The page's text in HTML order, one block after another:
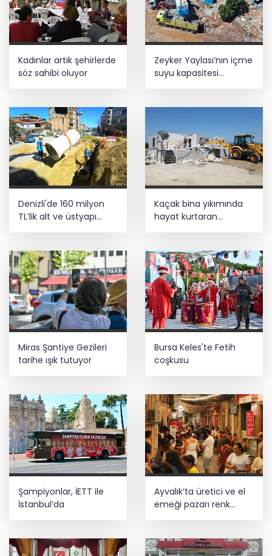
İş Bankası Grubu üst yönetiminde görev
değişimi
İbrahim Burkay seçimlerde açık ara
önde! Dev lansmanda neler oldu?
döndü
Kadınlar artık şehirlerde
söz sahibi oluyor
Zeyker Yaylası’nın içme
suyu kapasitesi
Denizli'de 160 milyon
TL’lik alt ve üstyapı
yatırımı
Kaçak bina yıkımında
hayat kurtaran
müdahale
Miras Şantiye Gezileri
tarihe ışık tutuyor
Bursa Keles'te Fetih
coşkusu
Şampiyonlar, İETT ile
İstanbul’da
Ayvalık’ta üretici ve el
emeği pazarı renk